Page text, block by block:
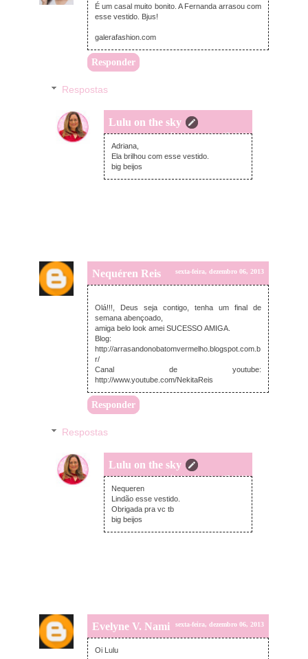
É um casal muito bonito. A Fernanda arrasou com
esse vestido. Bjus!
galerafashion.com
Responder
Respostas
Lulu on the sky
sábado, dezembro 07, 2013
Adriana,
Ela brilhou com esse vestido.
big beijos
Nequéren Reis sexta-feira, dezembro 06, 2013
Olá!!!, Deus seja contigo, tenha um final de
semana abençoado,
amiga belo look amei SUCESSO AMIGA.
Blog:
http://arrasandonobatomvermelho.blogspot.com.b
r/
Canal de youtube:
http://www.youtube.com/NekitaReis
Responder
Respostas
Lulu on the sky
sábado, dezembro 07, 2013
Nequeren
Lindão esse vestido.
Obrigada pra vc tb
big beijos
Evelyne V. Nami sexta-feira, dezembro 06, 2013
Oi Lulu